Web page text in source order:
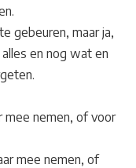
gebeuren, maar ja,
en nog wat en
mee nemen, of voor
mee nemen, of